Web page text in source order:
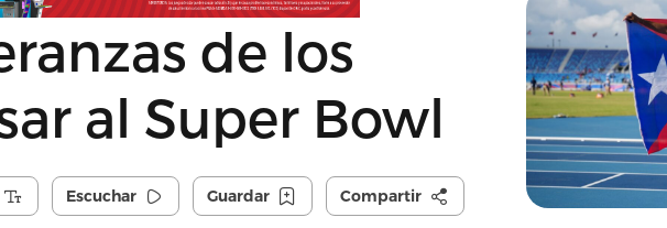
de los
al Super Bowl
Escuchar Guardar Compartir